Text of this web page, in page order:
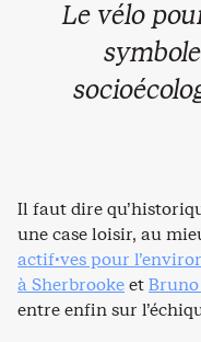
Le vélo
Il faut dire
une case loisir, au
actif·ves pour
à Sherbrookeet
entre enfin sur